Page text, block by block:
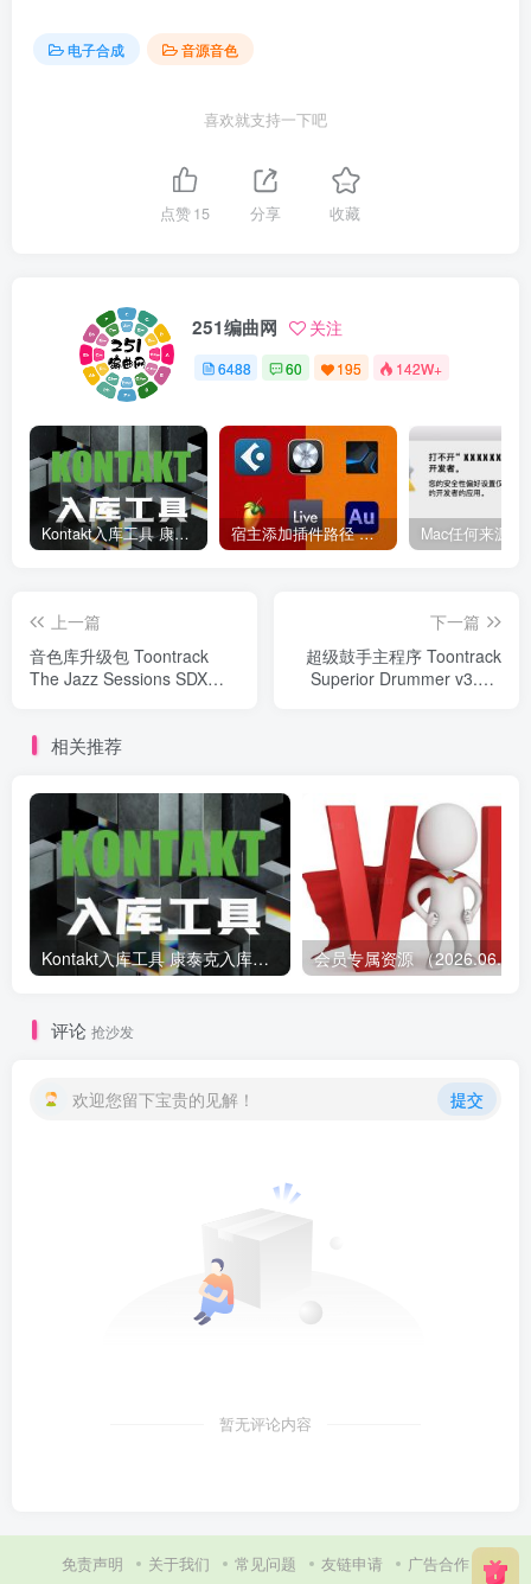
电子合成 音源音色
喜欢就支持一下吧
点赞15 分享 收藏
251编曲网 关注
6488 60 195 142W+
Kontakt入库工具 康泰克入库教程 宿主添加插件路径 插件路径设置 VSTPlugins路径
上一篇
音色库升级包 Toontrack
The Jazz Sessions SDX
下一篇
超级鼓手主程序 Toontrack
Superior Drummer v3.3.7
相关推荐
Kontakt入库工具 康泰克入库教程
评论 抢沙发
欢迎您留下宝贵的见解！ 提交
暂无评论内容
免责声明 关于我们 常见问题 友链申请 广告合作